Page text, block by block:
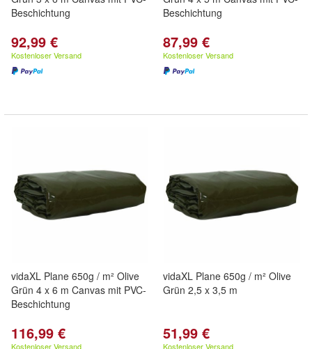
Beschichtung
92,99 €
Kostenloser Versand
Beschichtung
87,99 €
Kostenloser Versand
vidaXL Plane 650g / m² Olive
Grün 4 x 6 m Canvas mit PVC-
Beschichtung
116,99 €
Kostenloser Versand
vidaXL Plane 650g / m² Olive
Grün 2,5 x 3,5 m
51,99 €
Kostenloser Versand